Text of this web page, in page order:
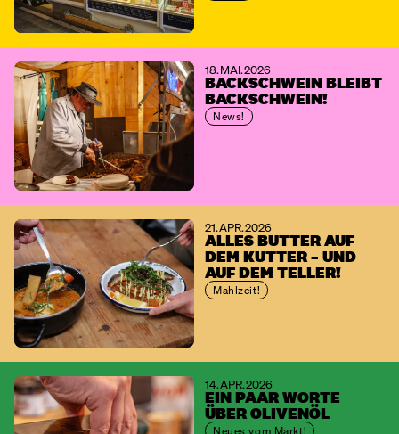
18. MAI. 2026
BACKSCHWEIN BLEIBT
BACKSCHWEIN!
News!
21. APR. 2026
ALLES BUTTER AUF
DEM KUTTER – UND
AUF DEM TELLER!
Mahlzeit!
14. APR. 2026
EIN PAAR WORTE
ÜBER OLIVENÖL
Neues vom Markt!